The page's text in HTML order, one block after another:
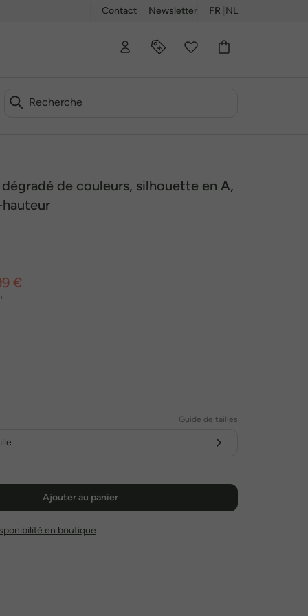
Contact Newsletter FR NL
de couleurs, silhouette en A,
€
Guide de tailles
Ajouter au panier
en boutique